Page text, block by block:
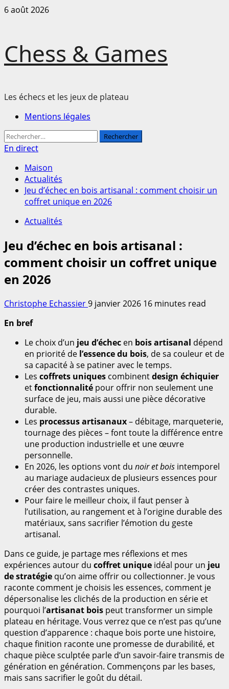
Passer
6 août 2026
Chess & Games
Les échecs et les jeux de plateau
MenuMentions légales
Rechercher :
En direct
Maison
Actualités
Jeu d’échec en bois artisanal : comment choisir un
coffret unique en 2026
Actualités
Jeu d’échec en bois artisanal :
comment choisir un coffret unique
en 2026
Christophe Echassier9 janvier 2026 16 minutes read
En bref
Le choix d’un jeu d’échec en bois artisanal dépend
en priorité de l’essence du bois, de sa couleur et de
sa capacité à se patiner avec le temps.
Les coffrets uniques combinentdesign échiquier
etfonctionnalité pour offrir non seulement une
surface de jeu, mais aussi une pièce décorative
durable.
Les processus artisanaux– débitage, marqueterie,
tournage des pièces – font toute la différence entre
une production industrielle et une œuvre
personnelle.
En 2026, les options vont du noir et bois intemporel
au mariage audacieux de plusieurs essences pour
créer des contrastes uniques.
Pour faire le meilleur choix, il faut penser à
l’utilisation, au rangement et à l’origine durable des
matériaux, sans sacrifier l’émotion du geste
artisanal.
Dans ce guide, je partage mes réflexions et mes
expériences autour du coffret unique idéal pour un jeu
de stratégie qu’on aime offrir ou collectionner. Je vous
raconte comment je choisis les essences, comment je
dépersona­lise les clichés de la production en série et
pourquoi l’artisanat bois peut transformer un simple
plateau en héritage. Vous verrez que ce n’est pas qu’une
question d’apparence : chaque bois porte une histoire,
chaque finition raconte une promesse de durabilité, et
chaque pièce sculptée parle d’un savoir-faire transmis de
génération en génération. Commençons par les bases,
mais sans sacrifier le goût du détail.